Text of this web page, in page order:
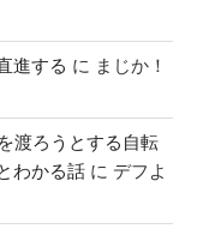
進する に まじか！
渡ろうとする自転
わかる話 に デフよ